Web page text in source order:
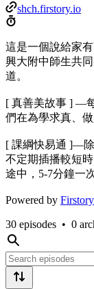
shch.firstory.io
這是一個說給家
興大附中師生共
道。
[ 真善美故事 ] —
們在為學求真、
[ 課綱快易通 ]—
不定期插播較短
途中，5-7分鐘一
Powered by
30 episodes • 0